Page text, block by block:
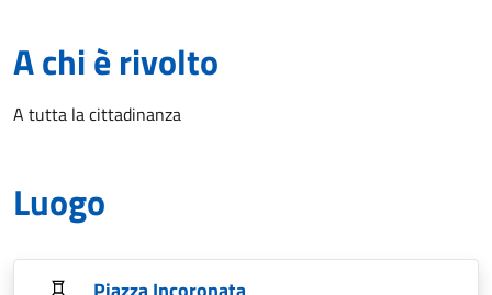
A chi è rivolto
A tutta la cittadinanza
Luogo